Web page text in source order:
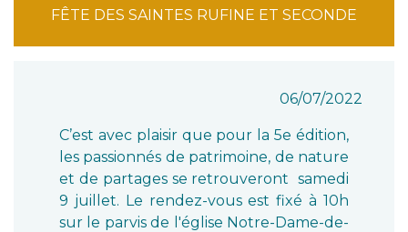
FÊTE DES SAINTES RUFINE ET SECONDE
06/07/2022
C’est avec plaisir que pour la 5e édition,
les passionnés de patrimoine, de nature
et de partages se retrouveront samedi
9 juillet. Le rendez-vous est fixé à 10h
sur le parvis de l'église Notre-Dame-de-